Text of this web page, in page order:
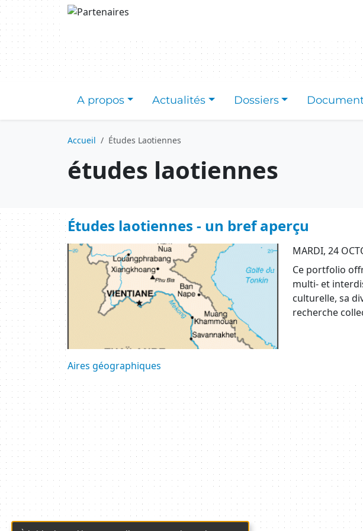
Aller au contenu principal
A propos Actualités Dossiers
Accueil Études Laotiennes
études laotiennes
Études laotiennes - un bref aperçu
Image MARDI, 24
Ce portfolio
multi- et
culturelle, sa
recherche
Aires géographiques